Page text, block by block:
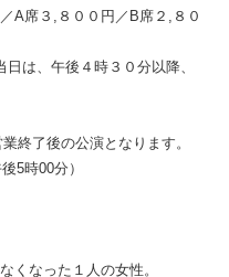
３,８００円／B席２,８０
４時３０分以降、
終了後の公演となります。
5時00分）
くなった１人の女性。